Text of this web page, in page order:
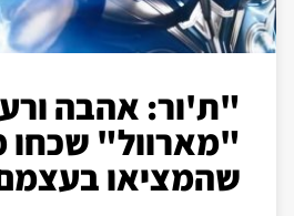
"ת'ור: אהבה
"מארוול" שכחו
שהמציאו